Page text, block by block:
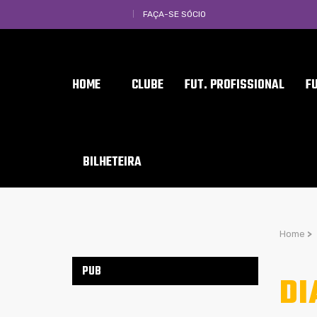
FAÇA-SE SÓCIO
HOME CLUBE FUT. PROFISSIONAL
BILHETEIRA
Home >
PUB